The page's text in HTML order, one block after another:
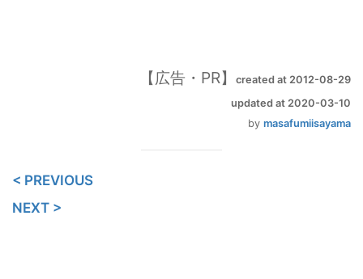
created at 2012-08-29
updated at 2020-03-10
by masafumiisayama
< PREVIOUS
NEXT >